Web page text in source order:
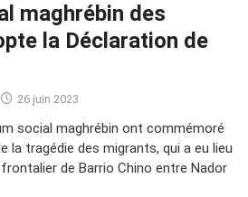
maghrébin des
la Déclaration de
26 juin 2023
social maghrébin ont commémoré
la tragédie des migrants, qui a eu lieu
de Barrio Chino entre Nador